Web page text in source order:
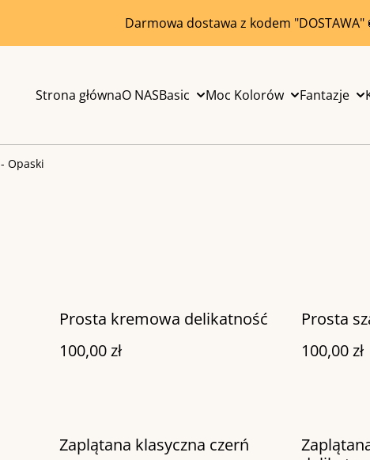
Darmowa dostawa z kodem "DOSTAWA"
Strona głównaO NASBasic Moc Kolorów Fantazje
Opaski
Prosta kremowa delikatność
100,00 zł
Prosta
100,00 zł
Zaplątana klasyczna czerń